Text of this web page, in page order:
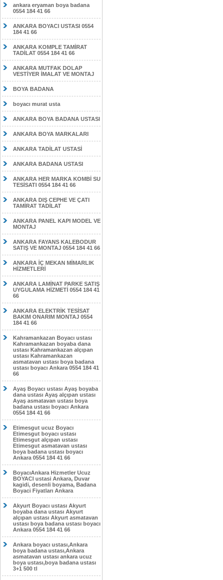
ankara eryaman boya badana
0554 184 41 66
ANKARA BOYACI USTASI 0554
184 41 66
ANKARA KOMPLE TAMİRAT
TADİLAT 0554 184 41 66
ANKARA MUTFAK DOLAP
VESTİYER İMALAT VE MONTAJ
BOYA BADANA
boyacı murat usta
ANKARA BOYA BADANA USTASI
ANKARA BOYA MARKALARI
ANKARA TADİLAT USTASİ
ANKARA BADANA USTASI
ANKARA HER MARKA KOMBİ SU
TESİSATI 0554 184 41 66
ANKARA DIŞ CEPHE VE ÇATI
TAMİRAT TADİLAT
ANKARA PANEL KAPI MODEL VE
MONTAJ
ANKARA FAYANS KALEBODUR
SATIŞ VE MONTAJ 0554 184 41 66
ANKARA İÇ MEKAN MİMARLIK
HİZMETLERİ
ANKARA LAMİNAT PARKE SATIŞ
UYGULAMA HİZMETİ 0554 184 41
66
ANKARA ELEKTRİK TESİSAT
BAKIM ONARIM MONTAJ 0554
184 41 66
Kahramankazan Boyacı ustası
Kahramankazan boyaba dana
ustası Kahramankazan alçıpan
ustası Kahramankazan
asmatavan ustası boya badana
ustası boyacı Ankara 0554 184 41
66
Ayaş Boyacı ustası Ayaş boyaba
dana ustası Ayaş alçıpan ustası
Ayaş asmatavan ustası boya
badana ustası boyacı Ankara
0554 184 41 66
Etimesgut ucuz Boyacı
Etimesgut boyacı ustası
Etimesgut alçıpan ustası
Etimesgut asmatavan ustası
boya badana ustası boyacı
Ankara 0554 184 41 66
BoyacıAnkara Hizmetler Ucuz
BOYACI ustasi Ankara, Duvar
kagidi, desenli boyama, Badana
Boyaci Fiyatları Ankara
Akyurt Boyacı ustası Akyurt
boyaba dana ustası Akyurt
alçıpan ustası Akyurt asmatavan
ustası boya badana ustası boyacı
Ankara 0554 184 41 66
Ankara boyacı ustası,Ankara
boya badana ustası,Ankara
asmatavan ustası ankara ucuz
boya ustası,boya badana ustası
3+1 500 tl